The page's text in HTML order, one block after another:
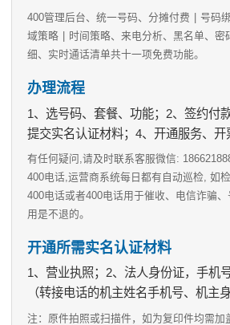
400管理后台、统一号码、分摊付费
号码
域策略
时间策略、来电分析、黑名单、密
细、实时通话清单共十一项免费功能。
办理流程
1、选号码、套餐、功能；2、签约付
提交实名认证材料；4、开通服务、开
有任何疑问,请及时联系客服微信:
400电话,运营商系统每日都有自动巡检, 如
400电话或者400电话用于催收、电信诈骗
用是不退的。
开通所需实名认证材料
1、营业执照；2、法人身份证，手机
（转接电话的机主姓名手机号、机主
注：原件拍照或扫描件，如为复印件均需加